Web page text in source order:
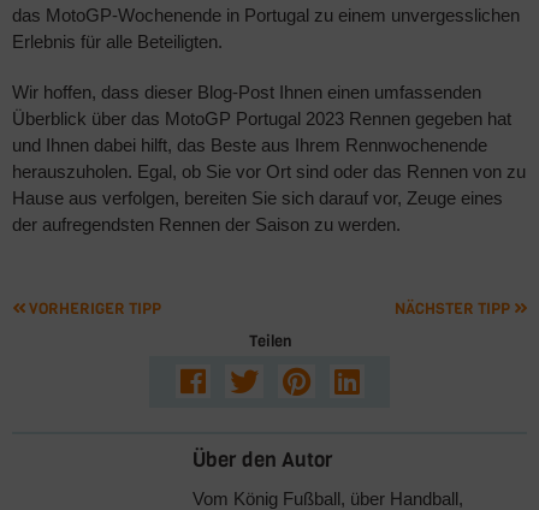
das MotoGP-Wochenende in Portugal zu einem unvergesslichen
Erlebnis für alle Beteiligten.
Wir hoffen, dass dieser Blog-Post Ihnen einen umfassenden
Überblick über das MotoGP Portugal 2023 Rennen gegeben hat
und Ihnen dabei hilft, das Beste aus Ihrem Rennwochenende
herauszuholen. Egal, ob Sie vor Ort sind oder das Rennen von zu
Hause aus verfolgen, bereiten Sie sich darauf vor, Zeuge eines
der aufregendsten Rennen der Saison zu werden.
VORHERIGER TIPP
NÄCHSTER TIPP
Teilen
Über den Autor
Vom König Fußball, über Handball,